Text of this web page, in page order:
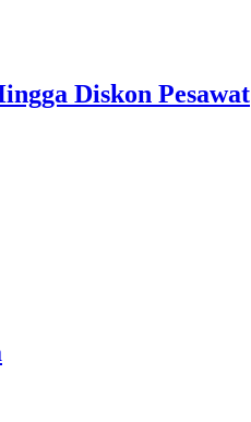
Diskon Pesawat